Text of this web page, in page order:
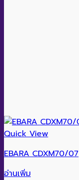
Quick View
EBARA CDXM70/07
อ่านเพิ่ม